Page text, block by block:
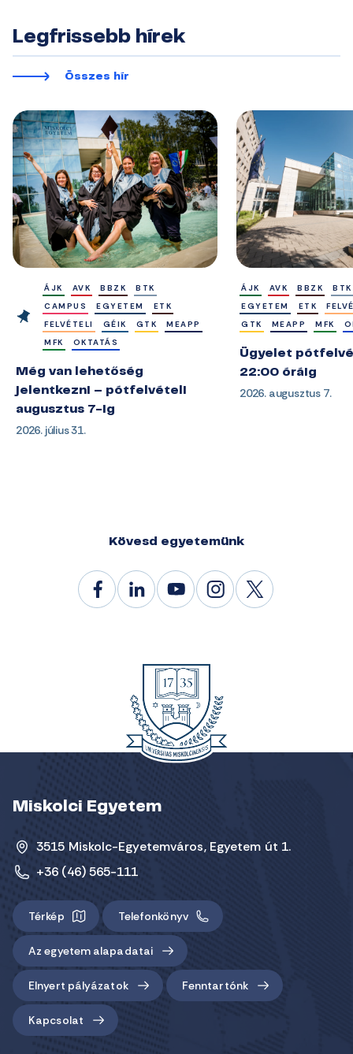
Legfrissebb hírek
Összes hír
ÁJK AVK BBZK
BTK
CAMPUS
EGYETEM
ETK
FELVÉTELI
GÉIK GTK
MEAPP
MFK
OKTATÁS
Még van lehetőség
jelentkezni – pótfelvételi
augusztus 7-ig
2026. július 31.
ÁJK AVK BBZK
BTK
EGYETEM
ETK
GTK
MEAPP MFK
Ügyelet
22:00 óráig
2026. augusztus 7.
Kövesd egyetemünk
Miskolci Egyetem
3515 Miskolc-Egyetemváros, Egyetem út 1.
+36 (46) 565-111
Térkép Telefonkönyv
Az egyetem alapadatai
Elnyert pályázatok Fenntartónk
Kapcsolat